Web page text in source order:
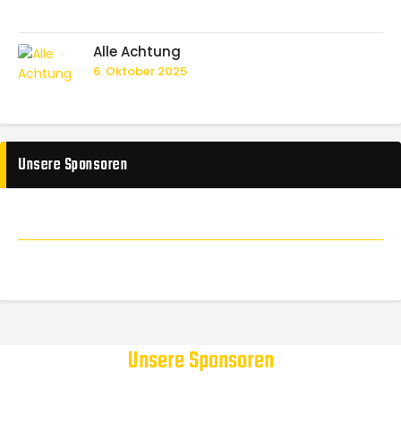
Alle Achtung
6. Oktober 2025
Unsere Sponsoren
Unsere Sponsoren